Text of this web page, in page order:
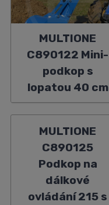
MULTIONE
C890122 Mini-
podkop s
lopatou 40 cm
MULTIONE
C890125
Podkop na
dálkové
ovládání 215 s